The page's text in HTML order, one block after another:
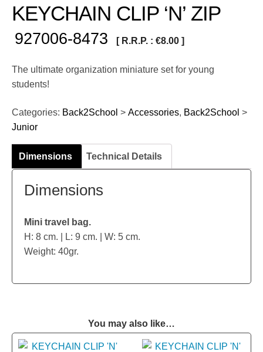
KEYCHAIN CLIP ‘N’ ZIP
927006-8473 [ R.R.P. : €8.00 ]
The ultimate organization miniature set for young
students!
Categories: Back2School > Accessories, Back2School >
Junior
Dimensions Technical Details
Dimensions
Mini travel bag.
H: 8 cm. | L: 9 cm. | W: 5 cm.
Weight: 40gr.
You may also like…